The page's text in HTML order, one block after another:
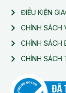
ĐIỀU KIỆN
CHÍNH SÁCH
CHÍNH SÁCH
CHÍNH SÁCH